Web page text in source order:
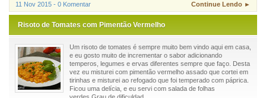
11 Nov 2015 - 0 Komentar Continue Lendo ►
Risoto de Tomates com Pimentão Vermelho
Um risoto de tomates é sempre muito bem vindo aqui em casa,
e eu gosto muito de incrementar o sabor adicionando
temperos, legumes e ervas diferentes sempre que faço. Desta
vez eu misturei com pimentão vermelho assado que cortei em
tirinhas e misturei ao refogado que foi temperado com páprica.
Ficou uma delícia, e eu servi com salada de folhas